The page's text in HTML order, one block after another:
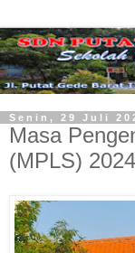
Senin, 29 Juli
Masa
(MPLS) 2024